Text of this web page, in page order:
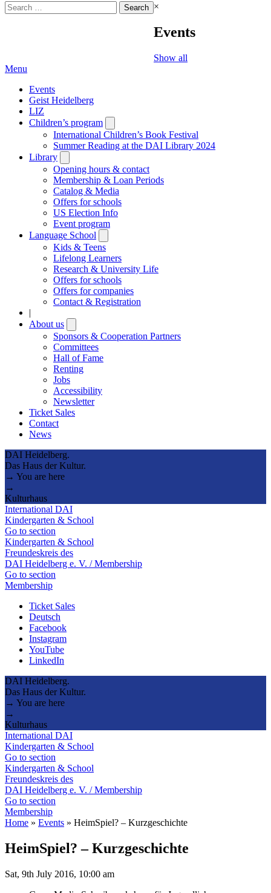
Search
for:
×
Events
Show all
Menu
Events
Geist Heidelberg
LIZ
Children’s program
submenu
International Children’s Book Festival
Summer Reading at the DAI Library 2024
Library
submenu
Opening hours & contact
Membership & Loan Periods
Catalog & Media
Offers for schools
US Election Info
Event program
Language School
submenu
Kids & Teens
Lifelong Learners
Research & University Life
Offers for schools
Offers for companies
Contact & Registration
|
About us
submenu
Sponsors & Cooperation Partners
Committees
Hall of Fame
Renting
Jobs
Accessibility
Newsletter
Ticket Sales
Contact
News
DAI Heidelberg.
Das Haus der Kultur.
→ You are here
→
Kulturhaus
International DAI
Kindergarten & School
Go to section
Kindergarten & School
Freundeskreis des
DAI Heidelberg e. V. / Membership
Go to section
Membership
Ticket Sales
Deutsch
Facebook
Instagram
YouTube
LinkedIn
DAI Heidelberg.
Das Haus der Kultur.
→ You are here
→
Kulturhaus
International DAI
Kindergarten & School
Go to section
Kindergarten & School
Freundeskreis des
DAI Heidelberg e. V. / Membership
Go to section
Membership
Home » Events » HeimSpiel? – Kurzgeschichte
HeimSpiel? – Kurzgeschichte
Sat, 9th July 2016, 10:00 am